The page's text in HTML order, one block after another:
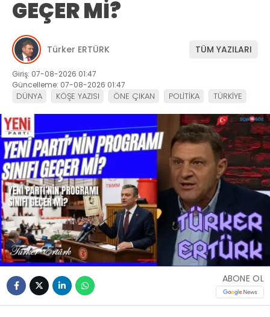
GEÇER Mİ?
Türker ERTÜRK TÜM YAZILARI
Giriş: 07-08-2026 01:47
Güncelleme: 07-08-2026 01:47
DÜNYA KÖŞE YAZISI ÖNE ÇIKAN POLİTİKA TÜRKİYE
ABONE OL